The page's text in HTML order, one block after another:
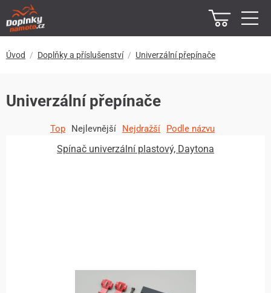
Úvod Doplňky a příslušenství Univerzální přepínače
Univerzální přepínače
Top Nejlevnější Nejdražší Podle názvu
Spínač univerzální plastový, Daytona